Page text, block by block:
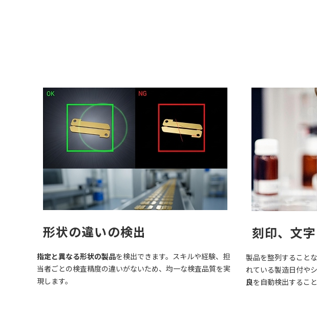
形状の違いの検出
指定と異なる形状の製品を検出できます。スキルや経験、担
当者ごとの検査精度の違いがないため、均一な検査品質を実
現します。
刻印、文
製品を整列すること
れている製造日付や
良を自動検出するこ